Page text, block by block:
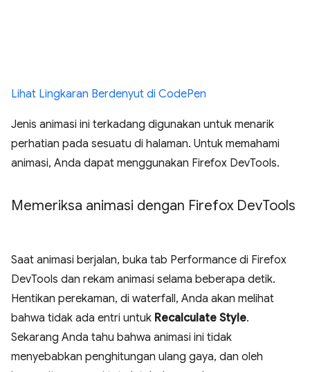
Lihat Lingkaran Berdenyut di CodePen
Jenis animasi ini terkadang digunakan untuk menarik
perhatian pada sesuatu di halaman. Untuk memahami
animasi, Anda dapat menggunakan Firefox DevTools.
Memeriksa animasi dengan Firefox DevTools
Saat animasi berjalan, buka tab Performance di Firefox
DevTools dan rekam animasi selama beberapa detik.
Hentikan perekaman, di waterfall, Anda akan melihat
bahwa tidak ada entri untuk Recalculate Style.
Sekarang Anda tahu bahwa animasi ini tidak
menyebabkan penghitungan ulang gaya, dan oleh